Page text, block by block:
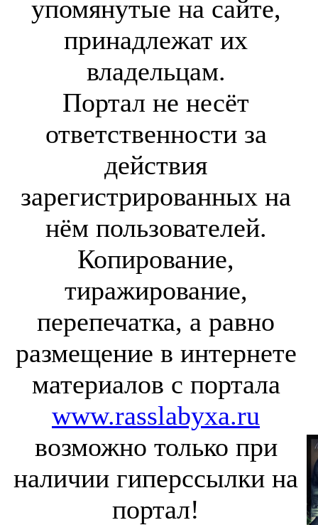
упомянутые на сайте,
принадлежат их
владельцам.
Портал не несёт
ответственности за
действия
зарегистрированных на
нём пользователей.
Копирование,
тиражирование,
перепечатка, а равно
размещение в интернете
материалов с портала
www.rasslabyxa.ru
возможно только при
наличии гиперссылки на
портал!